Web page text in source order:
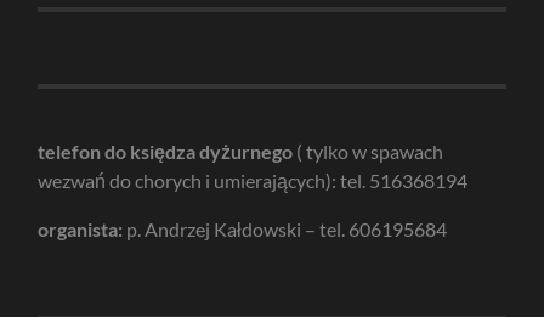
telefon do księdza dyżurnego ( tylko w spawach
wezwań do chorych i umierających): tel. 516368194
organista: p. Andrzej Kałdowski – tel. 606195684